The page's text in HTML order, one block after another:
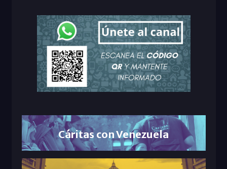
Cáritas con Venezuela